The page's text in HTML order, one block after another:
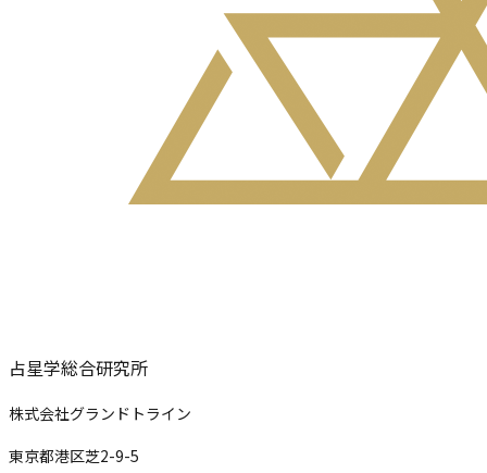
占星学総合研究所
株式会社グランドトライン
東京都港区芝2-9-5